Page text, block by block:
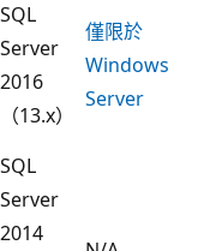
SQL
Server
2016
（13.x）
僅限於
Windows
Server
SQL
Server
2014